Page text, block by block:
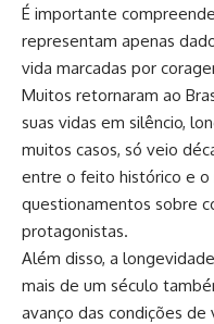
É importante
representam apenas
vida marcadas por
Muitos retornaram ao
suas vidas em silêncio,
muitos casos, só veio
entre o feito histórico e o
questionamentos sobre
protagonistas.
Além disso, a
mais de um século
avanço das condições de